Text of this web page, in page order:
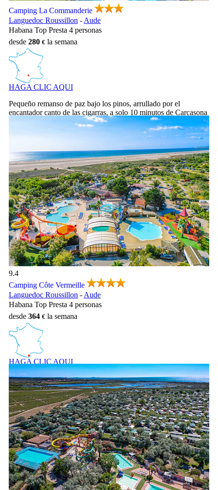
Camping La Commanderie, Camping Languedoc Roussillon
Camping La Commanderie
Languedoc Roussillon - Aude
Habana Top Presta 4 personas
desde 280 la semana
HAGA CLIC AQUI
Pequeño remanso de paz bajo los pinos, arrullado por el
encantador canto de las cigarras, a solo 10 minutos de Carcasona
y su famosa Ciudad Medieval, y a 2 kilómetros del Canal du
Camping Côte Vermeille, Camping Languedoc Roussillon
9.4
Camping Côte Vermeille
Languedoc Roussillon -Aude
Habana Top Presta 4 personas
desde 364 la semana
HAGA CLIC AQUI
A 250 metros de las playas: ¡Piscinas, toboganes, animaciones!